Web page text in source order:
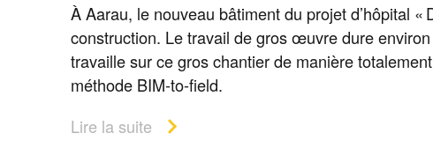
À Aarau, le nouveau bâtiment du projet d’hôpital «
construction. Le travail de gros œuvre dure
travaille sur ce gros chantier de manière
méthode BIM-to-field.
Lire la suite